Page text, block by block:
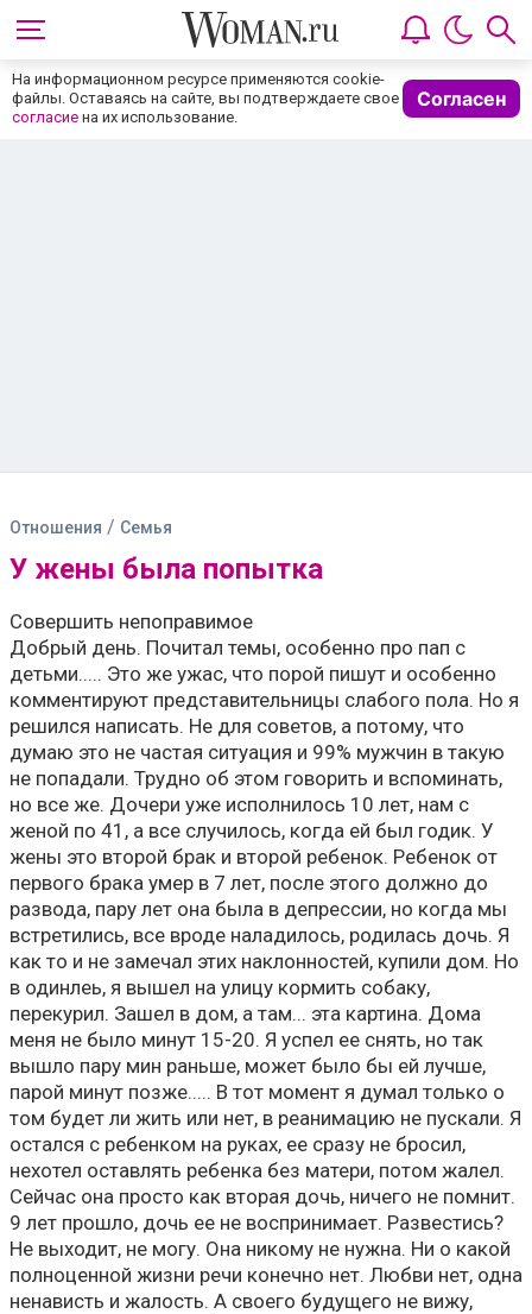
На информационном ресурсе применяются cookie-
файлы. Оставаясь на сайте, вы подтверждаете свое
согласие на их использование.
Согласен
Отношения / Семья
У жены была попытка
Совершить непоправимое
Добрый день. Почитал темы, особенно про пап с
детьми..... Это же ужас, что порой пишут и особенно
комментируют представительницы слабого пола. Но я
решился написать. Не для советов, а потому, что
думаю это не частая ситуация и 99% мужчин в такую
не попадали. Трудно об этом говорить и вспоминать,
но все же. Дочери уже исполнилось 10 лет, нам с
женой по 41, а все случилось, когда ей был годик. У
жены это второй брак и второй ребенок. Ребенок от
первого брака умер в 7 лет, после этого должно до
развода, пару лет она была в депрессии, но когда мы
встретились, все вроде наладилось, родилась дочь. Я
как то и не замечал этих наклонностей, купили дом. Но
в одинлеь, я вышел на улицу кормить собаку,
перекурил. Зашел в дом, а там... эта картина. Дома
меня не было минут 15-20. Я успел ее снять, но так
вышло пару мин раньше, может было бы ей лучше,
парой минут позже..... В тот момент я думал только о
том будет ли жить или нет, в реанимацию не пускали. Я
остался с ребенком на руках, ее сразу не бросил,
нехотел оставлять ребенка без матери, потом жалел.
Сейчас она просто как вторая дочь, ничего не помнит.
9 лет прошло, дочь ее не воспринимает. Развестись?
Не выходит, не могу. Она никому не нужна. Ни о какой
полноценной жизни речи конечно нет. Любви нет, одна
ненависть и жалость. А своего будущего не вижу,